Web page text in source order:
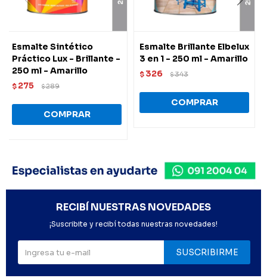
Esmalte Sintético
Práctico Lux - Brillante -
250 ml - Amarillo
$ 275 $289
Esmalte Brillante Elbelux
3 en 1 - 250 ml - Amarillo
$ 326 $343
RECIBÍ NUESTRAS NOVEDADES
¡Suscribite y recibí todas nuestras novedades!
SUSCRIBIRME